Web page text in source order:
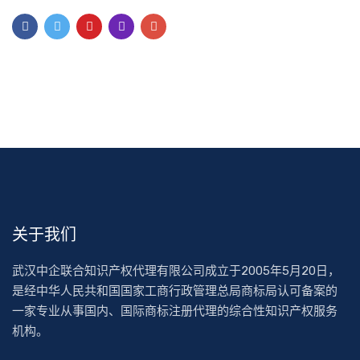
关于我们
武汉中企联合知识产权代理有限公司成立于2005年5月20日，
是经中华人民共和国国家工商行政管理总局商标局认可备案的
一家专业从事国内、国际商标注册代理的综合性知识产权服务
机构。